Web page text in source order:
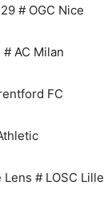
# OGC Nice
AC Milan
FC
# LOSC Lille